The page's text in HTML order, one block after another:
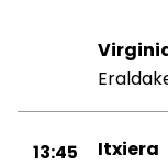
13:45
Itxiera